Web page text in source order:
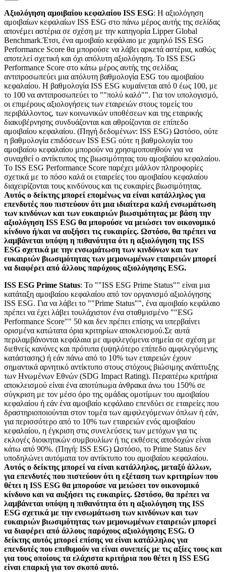
Αξιολόγηση αμοιβαίου κεφαλαίου ISS ESG: Η αξιολόγηση
αμοιβαίων κεφαλαίων ISS ESG στο πάνω μέρος αυτής της σελίδας
απονέμει αστέρια σε σχέση με την κατηγορία Lipper Global
Benchmark.Έτσι, ένα αμοιβαίο κεφάλαιο με χαμηλό ISS ESG
Performance Score θα μπορούσε να λάβει αρκετά αστέρια, καθώς
αποτελεί σχετική και όχι απόλυτη αξιολόγηση. Το ISS ESG
Performance Score στο κάτω μέρος αυτής της σελίδας
αντιπροσωπεύει μια απόλυτη βαθμολογία ESG του αμοιβαίου
κεφαλαίου. Η βαθμολογία ISS ESG κυμαίνεται από 0 έως 100, με
το 100 να αντιπροσωπεύει το ""πολύ καλό"". Για τον υπολογισμό,
οι επιμέρους αξιολογήσεις των εταιρειών στους τομείς του
περιβάλλοντος, των κοινωνικών υποθέσεων και της εταιρικής
διακυβέρνησης συνδυάζονται και αθροίζονται σε επίπεδο
αμοιβαίου κεφαλαίου. (Πηγή δεδομένων: ISS ESG) Ωστόσο, ούτε
η βαθμολογία επιδόσεων ISS ESG ούτε η βαθμολογία του
αμοιβαίου κεφαλαίου μπορούν να χρησιμοποιηθούν για να
συναχθεί ο αντίκτυπος της βιωσιμότητας του αμοιβαίου κεφαλαίου.
Το ISS ESG Performance Score παρέχει μάλλον πληροφορίες
σχετικά με το πόσο καλά οι εταιρείες του αμοιβαίου κεφαλαίου
διαχειρίζονται τους κινδύνους και τις ευκαιρίες βιωσιμότητας.
Αυτός ο δείκτης μπορεί επομένως να είναι κατάλληλος για
επενδυτές που πιστεύουν ότι μια ιδιαίτερα καλή ενσωμάτωση
των κινδύνων και των ευκαιριών βιωσιμότητας με βάση την
αξιολόγηση ISS ESG θα μπορούσε να μειώσει τον οικονομικό
κίνδυνο ή/και να αυξήσει τις ευκαιρίες. Ωστόσο, θα πρέπει να
λαμβάνεται υπόψη η πιθανότητα ότι η αξιολόγηση της ISS
ESG σχετικά με την ενσωμάτωση των κινδύνων και των
ευκαιριών βιωσιμότητας των μεμονωμένων εταιρειών μπορεί
να διαφέρει από άλλους παρόχους αξιολόγησης ESG.
ISS ESG Prime Status: Το ""ISS ESG Prime Status"" είναι μια
κατάταξη αμοιβαίου κεφαλαίου από τον οργανισμό αξιολόγησης
ISS ESG. Για να λάβει το ""Prime Status"", ένα αμοιβαίο κεφάλαιο
πρέπει να έχει λάβει τουλάχιστον ένα σταθμισμένο ""ESG
Performance Score"" 50 και δεν πρέπει επίσης να υπερβαίνει
ορισμένα κατώτατα όρια κριτηρίων αποκλεισμού.Σε αυτά
περιλαμβάνονται κεφάλαια με αμφιλεγόμενα σημεία σε σχέση με
διεθνείς κανόνες και πρότυπα (υψηλότερο επίπεδο αμφιλεγόμενης
κατάστασης) ή εάν πάνω από το 10% των εταιρειών έχουν
σημαντικά αρνητικό αντίκτυπο στους στόχους βιώσιμης ανάπτυξης
των Ηνωμένων Εθνών (SDG Impact Rating). Περαιτέρω κριτήρια
αποκλεισμού είναι ένα αποτύπωμα άνθρακα άνω του 150% σε
σύγκριση με τον μέσο όρο της ομάδας ομοτίμων του αμοιβαίου
κεφαλαίου ή εάν ένα αμοιβαίο κεφάλαιο επενδύει σε εταιρείες που
δραστηριοποιούνται στον τομέα των αμφιλεγόμενων όπλων ή εάν,
για περισσότερο από το 10% των εταιρειών ενός αμοιβαίου
κεφαλαίου, η έγκριση στις συνελεύσεις των μετόχων για τις
εκλογές διοικητικών συμβουλίων ή τις εκθέσεις αποδοχών είναι
κάτω από 90%. (Πηγή: ISS ESG) Ωστόσο, το Prime Status δεν
υποδηλώνει αυτόματα τον αντίκτυπο του αμοιβαίου κεφαλαίου.
Αυτός ο δείκτης μπορεί να είναι κατάλληλος, μεταξύ άλλων,
για επενδυτές που πιστεύουν ότι η εξέταση των κριτηρίων που
θέτει η ISS ESG θα μπορούσε να μειώσει τον οικονομικό
κίνδυνο και να αυξήσει τις ευκαιρίες. Ωστόσο, θα πρέπει να
λαμβάνεται υπόψη η πιθανότητα ότι η αξιολόγηση της ISS
ESG σχετικά με την ενσωμάτωση των κινδύνων και των
ευκαιριών βιωσιμότητας των μεμονωμένων εταιρειών μπορεί
να διαφέρει από άλλους παρόχους αξιολόγησης ESG. Ο
δείκτης αυτός μπορεί επίσης να είναι κατάλληλος για
επενδυτές που επιθυμούν να είναι συνεπείς με τις αξίες τους και
για τους οποίους τα ελάχιστα κριτήρια που θέτει η ISS ESG
είναι επαρκή για τον σκοπό αυτό.